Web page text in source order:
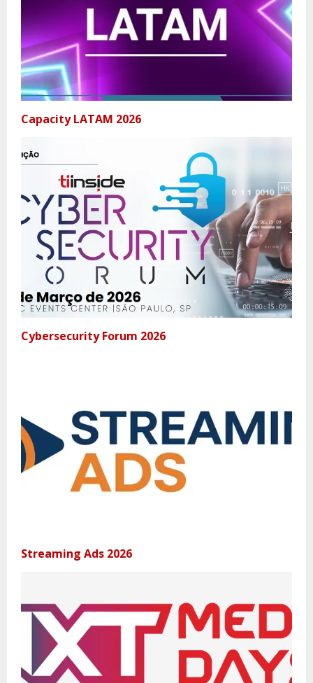
Capacity LATAM 2026
Cybersecurity Forum 2026
Streaming Ads 2026